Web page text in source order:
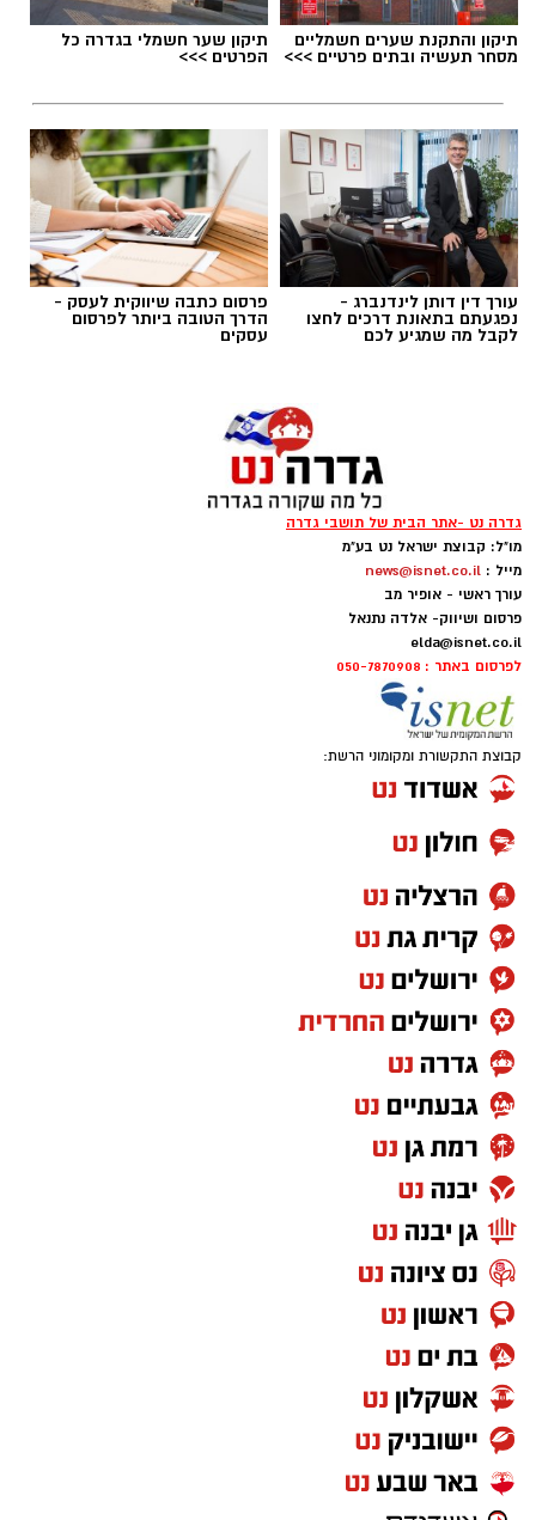
יש לכם מידע חשוב שטרם נחשף? צילומים מאירוע
חדשותי? מצאתם טעות בכתבה? נשמח שתשתפו
אותנו
תיקון והתקנת שערים חשמליים
מסחר תעשיה ובתים פרטיים >>>
תיקון שער חשמלי בגדרה כל
הפרטים >>>
עורך דין דותן לינדנברג -
נפגעתם בתאונת דרכים לחצו
לקבל מה שמגיע לכם
פרסום כתבה שיווקית לעסק -
הדרך הטובה ביותר לפרסום
עסקים
גדרה נט -אתר הבית של תושבי גדרה
מו"ל: קבוצת ישראל נט בע"מ
מייל : news@isnet.co.il
עורך ראשי - אופיר מב
פרסום ושיווק- אלדה נתנאל
elda@isnet.co.il
לפרסום באתר : 050-7870908
קבוצת התקשורת ומקומוני הרשת: